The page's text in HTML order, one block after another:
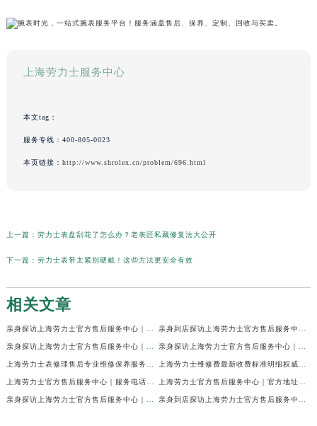
上海劳力士服务中心
本文tag：
服务专线： 400-805-0023
本页链接： http://www.shrolex.cn/problem/696.html
上一篇： 劳力士表盘刮花了怎么办？老表匠私藏修复法大公开
下一篇： 劳力士表带太紧别硬戴！这些方法更安全有效
相关文章